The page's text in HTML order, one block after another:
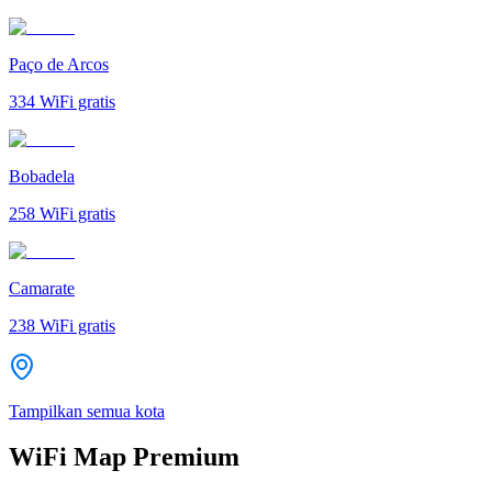
Paço de Arcos
334 WiFi gratis
Bobadela
258 WiFi gratis
Camarate
238 WiFi gratis
Tampilkan semua kota
WiFi Map Premium